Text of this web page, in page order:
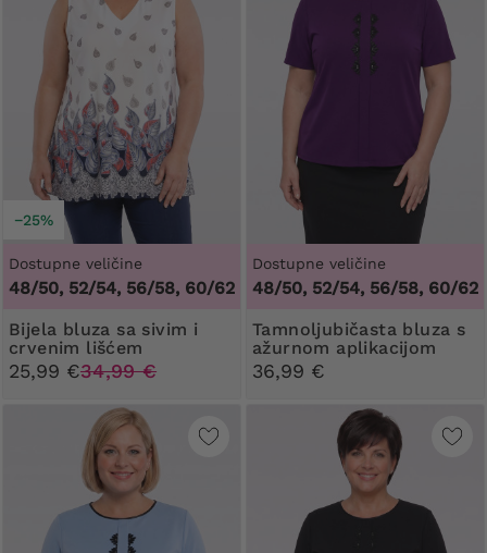
−25%
Dostupne veličine
48/50, 52/54, 56/58, 60/62
Bijela bluza sa sivim i
crvenim lišćem
25,99 €34,99 €
Dostupne veličine
48/50, 52/54, 56/58, 60/62
Tamnoljubičasta bluza s
ažurnom aplikacijom
36,99 €